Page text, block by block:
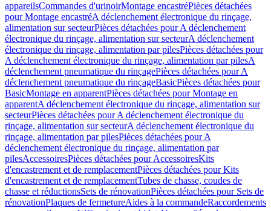
appareilsCommandes d'urinoirMontage encastréPièces détachées
pour Montage encastréA déclenchement électronique du rinçage,
alimentation sur secteurPièces détachées pour A déclenchement
électronique du rinçage, alimentation sur secteurA déclenchement
électronique du rinçage, alimentation par pilesPièces détachées pour
A déclenchement électronique du rinçage, alimentation par pilesA
déclenchement pneumatique du rinçagePièces détachées pour A
déclenchement pneumatique du rinçageBasicPièces détachées pour
BasicMontage en apparentPièces détachées pour Montage en
apparentA déclenchement électronique du rinçage, alimentation sur
secteurPièces détachées pour A déclenchement électronique du
rinçage, alimentation sur secteurA déclenchement électronique du
rinçage, alimentation par pilesPièces détachées pour A
déclenchement électronique du rinçage, alimentation par
pilesAccessoiresPièces détachées pour AccessoiresKits
d'encastrement et de remplacementPièces détachées pour Kits
d'encastrement et de remplacementTubes de chasse, coudes de
chasse et réductionsSets de rénovationPièces détachées pour Sets de
rénovationPlaques de fermetureAides à la commandeRaccordements